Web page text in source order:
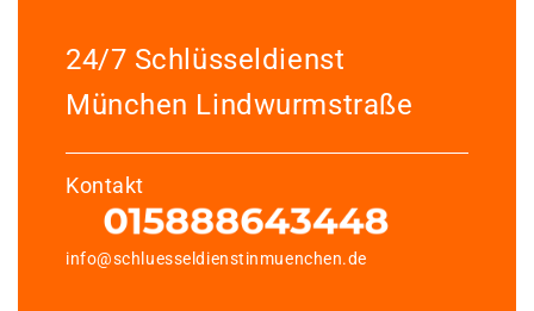
24/7 Schlüsseldienst
München Lindwurmstraße
Kontakt
info@schluesseldienstinmuenchen.de